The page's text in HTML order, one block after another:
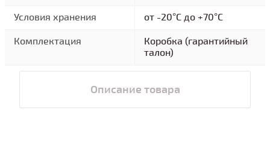
Условия хранения
от -20°C до +70°C
Комплектация
Коробка (гарантийный
талон)
Описание товара